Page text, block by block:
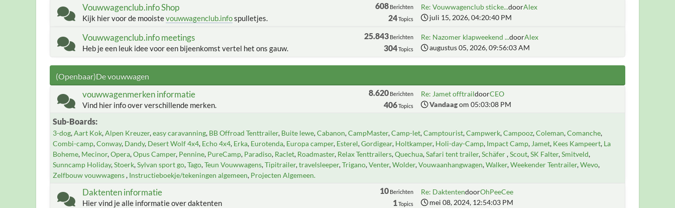
Vouwwagenclub.info Shop
Kijk hier voor de mooistevouwwagenclub.infospulletjes.
608Berichten
24Topics
Re: Vouwwagenclub sticke...doorAlex
juli 15, 2026, 04:20:40 PM
Vouwwagenclub.info meetings
Heb je een leuk idee voor een bijeenkomst vertel het ons gauw.
25.843Berichten
304Topics
Re: Nazomer klapweekend ...doorAlex
augustus 05, 2026, 09:56:03 AM
(Openbaar)De vouwwagen
vouwwagenmerken informatie
Vind hier info over verschillende merken.
8.620Berichten
406Topics
Re: Jamet offtraildoorCEO
Vandaagom 05:03:08 PM
Sub-Boards
3-dog Aart Kok Alpen Kreuzer easy caravanning BB Offroad Tenttrailer Buite lewe Cabanon CampMaster Camp-let Camptourist Campwerk Campooz Coleman Comanche
Combi-camp Conway Dandy Desert Wolf 4x4 Echo 4x4 Erka Eurotenda Europa camper Esterel Gordigear Holtkamper Holi-day-Camp Impact Camp Jamet Kees Kampeert La
Boheme Mecinor Opera Opus Camper Pennine PureCamp Paradiso Raclet Roadmaster Relax Tenttrailers Quechua Safari tent trailer Schäfer Scout SK Falter Smitveld
Sunncamp Holiday Stoerk Sylvan sport go Tago Teun Vouwwagens Tipitrailer travelsleeper Trigano Venter Wolder Vouwaanhangwagen Walker Weekender Tentrailer Wevo
Zelfbouw vouwwagens Instructieboekje/tekeningen algemeen Projecten Algemeen.
Daktenten informatie
Hier vind je alle informatie over daktenten
10Berichten
1Topics
Re: DaktentendoorOhPeeCee
mei 08, 2024, 12:54:03 PM